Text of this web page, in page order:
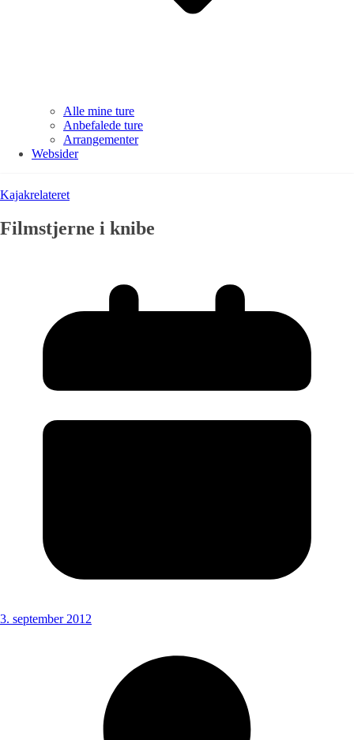
Alle mine ture
Anbefalede ture
Arrangementer
Websider
Kajakrelateret
Filmstjerne i knibe
3. september 2012